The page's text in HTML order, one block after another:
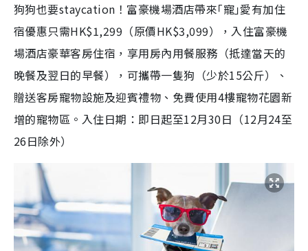
狗狗也要staycation！富豪機場酒店帶來｢寵｣愛有加住
宿優惠只需HK$1,299（原價HK$3,099），入住富豪機
場酒店豪華客房住宿，享用房內用餐服務（抵達當天的
晚餐及翌日的早餐），可攜帶一隻狗（少於15公斤）、
贈送客房寵物設施及迎賓禮物、免費使用4樓寵物花園新
增的寵物區。入住日期：即日起至12月30日（12月24至
26日除外）